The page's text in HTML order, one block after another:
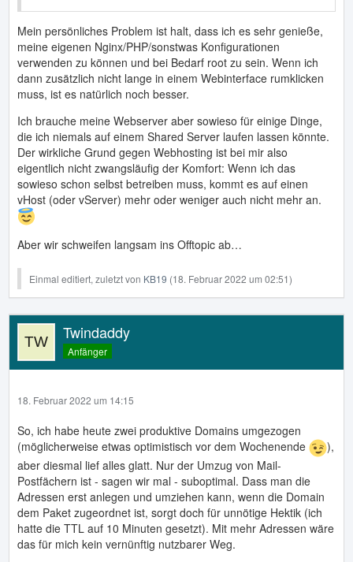
Mein persönliches Problem ist halt, dass ich es sehr genieße,
meine eigenen Nginx/PHP/sonstwas Konfigurationen
verwenden zu können und bei Bedarf root zu sein. Wenn ich
dann zusätzlich nicht lange in einem Webinterface rumklicken
muss, ist es natürlich noch besser.
Ich brauche meine Webserver aber sowieso für einige Dinge,
die ich niemals auf einem Shared Server laufen lassen könnte.
Der wirkliche Grund gegen Webhosting ist bei mir also
eigentlich nicht zwangsläufig der Komfort: Wenn ich das
sowieso schon selbst betreiben muss, kommt es auf einen
vHost (oder vServer) mehr oder weniger auch nicht mehr an.
Aber wir schweifen langsam ins Offtopic ab…
Einmal editiert, zuletzt von KB19 (18. Februar 2022 um 02:51)
Twindaddy
Anfänger
18. Februar 2022 um 14:15
So, ich habe heute zwei produktive Domains umgezogen
(möglicherweise etwas optimistisch vor dem Wochenende
),
aber diesmal lief alles glatt. Nur der Umzug von Mail-
Postfächern ist - sagen wir mal - suboptimal. Dass man die
Adressen erst anlegen und umziehen kann, wenn die Domain
dem Paket zugeordnet ist, sorgt doch für unnötige Hektik (ich
hatte die TTL auf 10 Minuten gesetzt). Mit mehr Adressen wäre
das für mich kein vernünftig nutzbarer Weg.